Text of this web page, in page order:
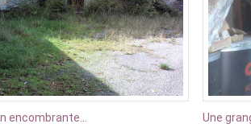
encombrante... Une